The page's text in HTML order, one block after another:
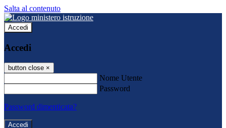
Salta al contenuto
Accedi
Accedi
button close ×
Nome Utente
Password
Password dimenticata?